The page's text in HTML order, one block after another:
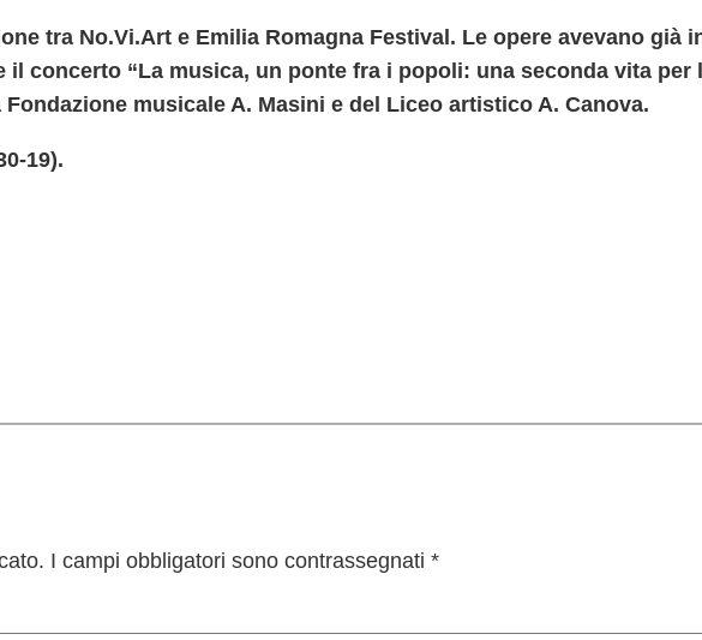
tra No.Vi.Art e Emilia Romagna Festival. Le opere avevano già
concerto “La musica, un ponte fra i popoli: una seconda vita per
musicale A. Masini e del Liceo artistico A. Canova.
19).
I campi obbligatori sono contrassegnati *